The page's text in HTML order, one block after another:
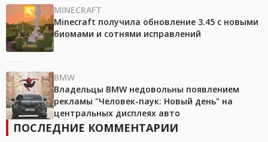
MINECRAFT
Minecraft получила обновление 3.45 с новыми
биомами и сотнями исправлений
BMW
Владельцы BMW недовольны появлением
рекламы "Человек-паук: Новый день" на
центральных дисплеях авто
ПОСЛЕДНИЕ КОММЕНТАРИИ